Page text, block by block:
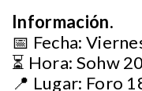
Información.
📅 Fecha:
⏳ Hora: Sohw
📍 Lugar: Foro